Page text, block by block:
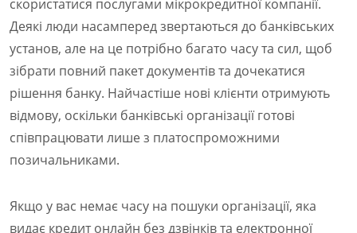
скористатися послугами мікрокредитної компанії.
Деякі люди насамперед звертаються до банківських
установ, але на це потрібно багато часу та сил, щоб
зібрати повний пакет документів та дочекатися
рішення банку. Найчастіше нові клієнти отримують
відмову, оскільки банківські організації готові
співпрацювати лише з платоспроможними
позичальниками.
Якщо у вас немає часу на пошуки організації, яка
видає кредит онлайн без дзвінків та електронної